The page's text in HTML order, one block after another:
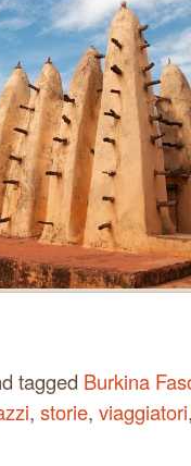
tagged Burkina
, storie, viaggiatori